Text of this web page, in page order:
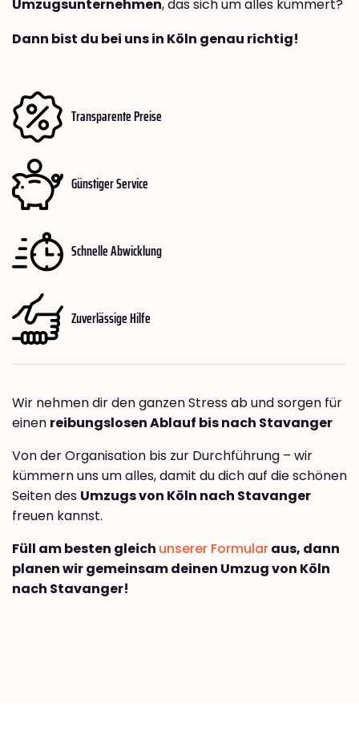
Umzugsunternehmen, das sich um alles kümmert?
Dann bist du bei uns in Köln genau richtig!
Transparente Preise
Günstiger Service
Schnelle Abwicklung
Zuverlässige Hilfe
Wir nehmen dir den ganzen Stress ab und sorgen für
einen reibungslosen Ablauf bis nach Stavanger
Von der Organisation bis zur Durchführung – wir
kümmern uns um alles, damit du dich auf die schönen
Seiten des Umzugs von Köln nach Stavanger
freuen kannst.
Füll am besten gleich unserer Formularaus, dann
planen wir gemeinsam deinen Umzug von Köln
nach Stavanger!